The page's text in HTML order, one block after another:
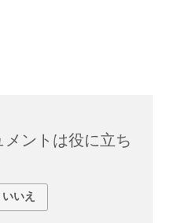
メントは役に立ち
いいえ